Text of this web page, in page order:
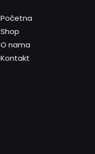
Početna
Shop
O nama
Kontakt